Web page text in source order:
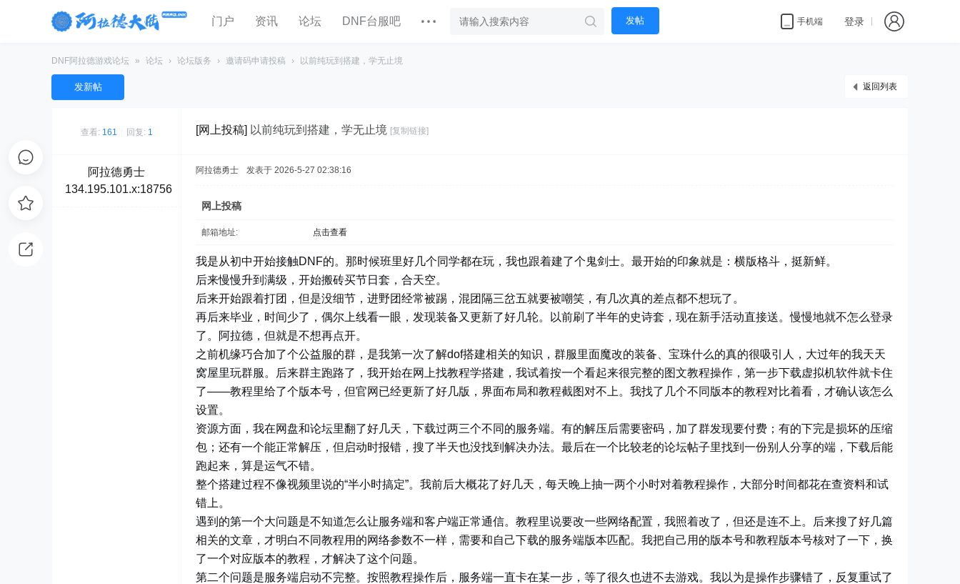
门户 资讯 论坛 DNF台服吧 发帖 手机端 登录
DNF阿拉德游戏论坛 » 论坛 › 论坛版务 › 邀请码申请投稿 › 以前纯玩到搭建，学无止境
返回列表
发新帖
查看: 161 回复: 1 [网上投稿] 以前纯玩到搭建，学无止境 [复制链接]
阿拉德勇士
134.195.101.x:18756
阿拉德勇士 发表于 2026-5-27 02:38:16
网上投稿
邮箱地址: 点击查看
我是从初中开始接触DNF的。那时候班里好几个同学都在玩，我也跟着建了个鬼剑士。最开始的印象就是：横版格斗，挺新鲜。
后来慢慢升到满级，开始搬砖买节日套，合天空。
后来开始跟着打团，但是没细节，进野团经常被踢，混团隔三岔五就要被嘲笑，有几次真的差点都不想玩了。
再后来毕业，时间少了，偶尔上线看一眼，发现装备又更新了好几轮。以前刷了半年的史诗套，现在新手活动直接送。慢慢地就不怎么登录
了。阿拉德，但就是不想再点开。
之前机缘巧合加了个公益服的群，是我第一次了解dof搭建相关的知识，群服里面魔改的装备、宝珠什么的真的很吸引人，大过年的我天天
窝屋里玩群服。后来群主跑路了，我开始在网上找教程学搭建，我试着按一个看起来很完整的图文教程操作，第一步下载虚拟机软件就卡住
了——教程里给了个版本号，但官网已经更新了好几版，界面布局和教程截图对不上。我找了几个不同版本的教程对比着看，才确认该怎么
设置。
资源方面，我在网盘和论坛里翻了好几天，下载过两三个不同的服务端。有的解压后需要密码，加了群发现要付费；有的下完是损坏的压缩
包；还有一个能正常解压，但启动时报错，搜了半天也没找到解决办法。最后在一个比较老的论坛帖子里找到一份别人分享的端，下载后能
跑起来，算是运气不错。
整个搭建过程不像视频里说的“半小时搞定”。我前后大概花了好几天，每天晚上抽一两个小时对着教程操作，大部分时间都花在查资料和试
错上。
遇到的第一个大问题是不知道怎么让服务端和客户端正常通信。教程里说要改一些网络配置，我照着改了，但还是连不上。后来搜了好几篇
相关的文章，才明白不同教程用的网络参数不一样，需要和自己下载的服务端版本匹配。我把自己用的版本号和教程版本号核对了一下，换
了一个对应版本的教程，才解决了这个问题。
第二个问题是服务端启动不完整。按照教程操作后，服务端一直卡在某一步，等了很久也进不去游戏。我以为是操作步骤错了，反复重试了